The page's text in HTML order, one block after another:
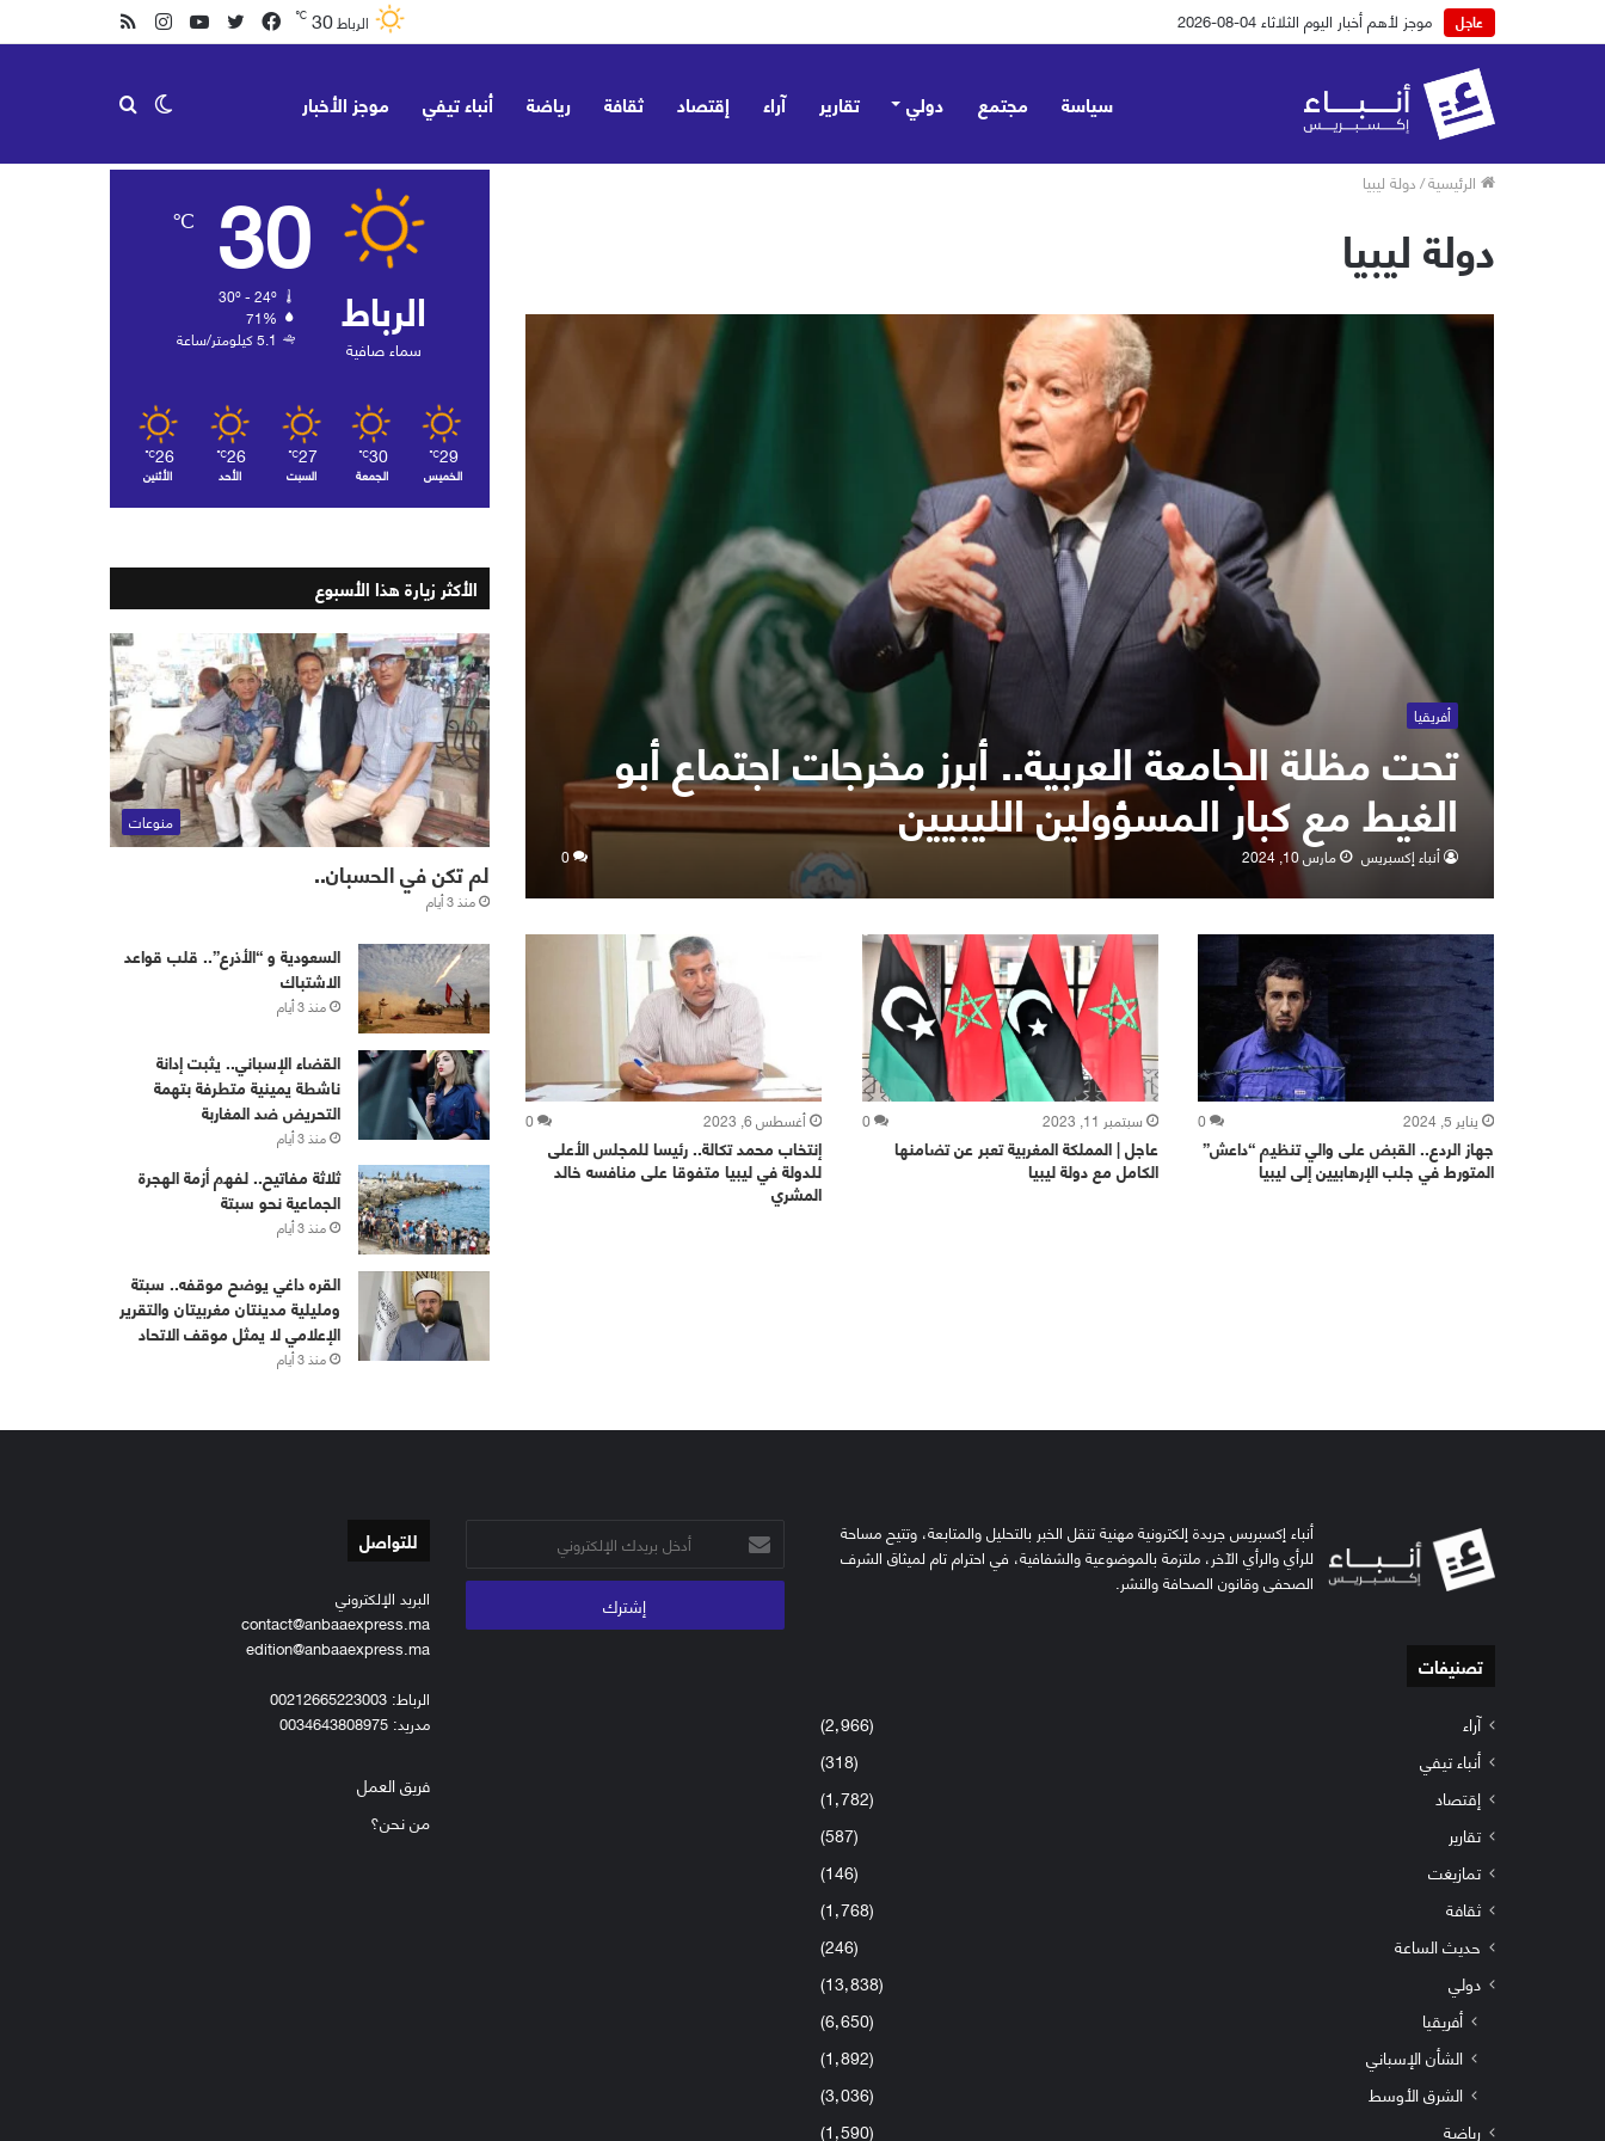
عاجل موجز لأهم أخبار اليوم الثلاثاء 04-08-2026
RSS
انستقرام يوتيوب تويتر
فيسبوك الرباط30
℃
سياسة مجتمع دولي تقارير آراء إقتصاد ثقافة رياضة أنباء تيفي موجز الأخبار الوضع
الرئيسية/دولة ليبيا
دولة ليبيا
أفريقيا
تحت مظلة الجامعة العربية.. أبرز مخرجات اجتماع أبو
الغيط مع كبار المسؤولين الليبيين
أنباء إكسبريس مارس 10, 2024 0
يناير 5, 2024 0
جهاز الردع.. القبض على والي تنظيم “داعش”
المتورط في جلب الإرهابيين إلى ليبيا
سبتمبر 11, 2023 0
عاجل | المملكة المغربية تعبر عن تضامنها
الكامل مع دولة ليبيا
أغسطس 6, 2023 0
إنتخاب محمد تكالة.. رئيسا للمجلس الأعلى
للدولة في ليبيا متفوقا على منافسه خالد
المشري
الرباط
سماء صافية
30
℃
30º - 24º
71%
5.1 كيلومتر/ساعة
29
℃
الخميس
30
℃
الجمعة
27
℃
السبت
26
℃
الأحد
26
℃
الأثنين
الأكثر زيارة هذا الأسبوع
منوعات
لم تكن في الحسبان..
منذ 3 أيام
‏⁧‫السعودية‬⁩ و “الأذرع”.. قلب قواعد
الاشتباك
منذ 3 أيام
القضاء الإسباني.. يثبت إدانة
ناشطة يمينية متطرفة بتهمة
التحريض ضد المغاربة
منذ 3 أيام
ثلاثة مفاتيح.. لفهم أزمة الهجرة
الجماعية نحو سبتة
منذ 3 أيام
القره داغي يوضح موقفه.. سبتة
ومليلية مدينتان مغربيتان والتقرير
الإعلامي لا يمثل موقف الاتحاد
منذ 3 أيام
أنباء إكسبريس جريدة إلكترونية مهنية تنقل الخبر بالتحليل والمتابعة، وتتيح مساحة
للرأي والرأي الآخر، ملتزمة بالموضوعية والشفافية، في احترام تام لميثاق الشرف
الصحفي وقانون الصحافة والنشر.
تصنيفات
آراء
(2٬966)
أنباء تيفي
(318)
إقتصاد
(1٬782)
تقارير
(587)
تمازيغت
(146)
ثقافة
(1٬768)
حديث الساعة
(246)
دولي
(13٬838)
أفريقيا
(6٬650)
الشأن الإسباني
(1٬892)
الشرق الأوسط
(3٬036)
رياضة
(1٬590)
أدخل
بريدك
الإلكتروني
للتواصل
البريد الإلكتروني
contact@anbaaexpress.ma
edition@anbaaexpress.ma
الرباط: 00212665223003
مدريد: 0034643808975
فريق العمل
من نحن؟